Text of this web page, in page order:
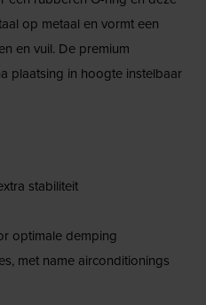
op metaal en vormt een
en vuil. De premium
plaatsing in hoogte instelbaar
stabiliteit
optimale demping
met name airconditionings